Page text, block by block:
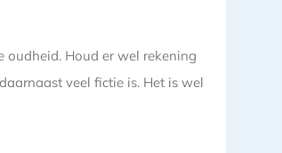
oudheid. Houd er wel rekening
veel fictie is. Het is wel